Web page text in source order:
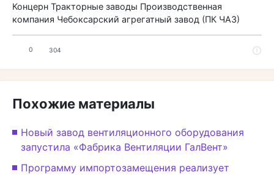
Концерн Тракторные заводы Производственная
компания Чебоксарский агрегатный завод (ПК ЧАЗ)
0 304
Похожие материалы
Новый завод вентиляционного оборудования
запустила «Фабрика Вентиляции ГалВент»
Программу импортозамещения реализует